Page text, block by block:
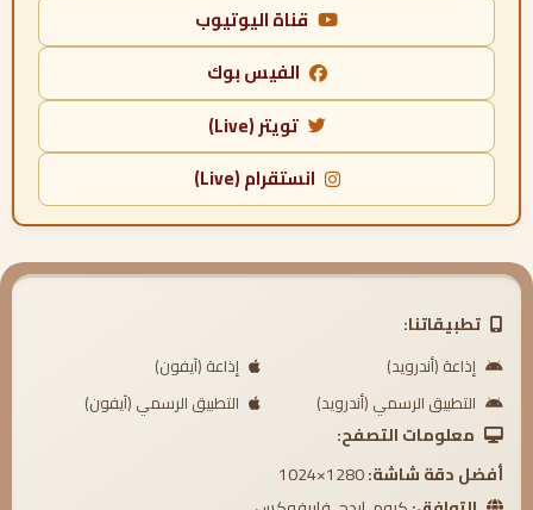
قناة اليوتيوب
الفيس بوك
تويتر (Live)
انستقرام (Live)
تطبيقاتنا:
إذاعة (أندرويد)
إذاعة (آيفون)
التطبيق الرسمي (أندرويد)
التطبيق الرسمي (آيفون)
معلومات التصفح:
أفضل دقة شاشة: